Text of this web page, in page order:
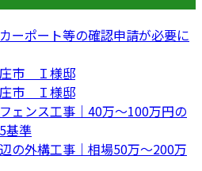
ーポート等の確認申請が必要に
市 Ｉ様邸
市 Ｉ様邸
ェンス工事｜40万〜100万円の
基準
の外構工事｜相場50万〜200万